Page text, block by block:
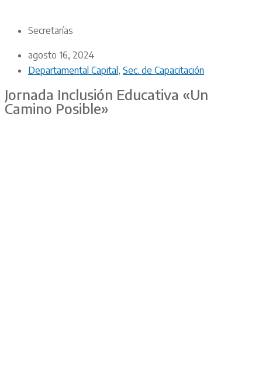
Secretarías
agosto 16, 2024
Departamental Capital , Sec. de Capacitación
Jornada Inclusión Educativa «Un
Camino Posible»